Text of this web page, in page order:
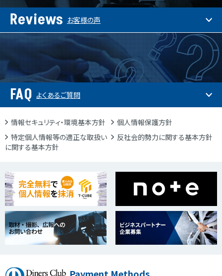
Reviews お客様の声
FAQ よくあるご質問
情報セキュリティ・環境基本方針
個人情報保護方針
特定個人情報等の適正な取扱い
に関する基本方針
反社会的勢力に関する基本方針